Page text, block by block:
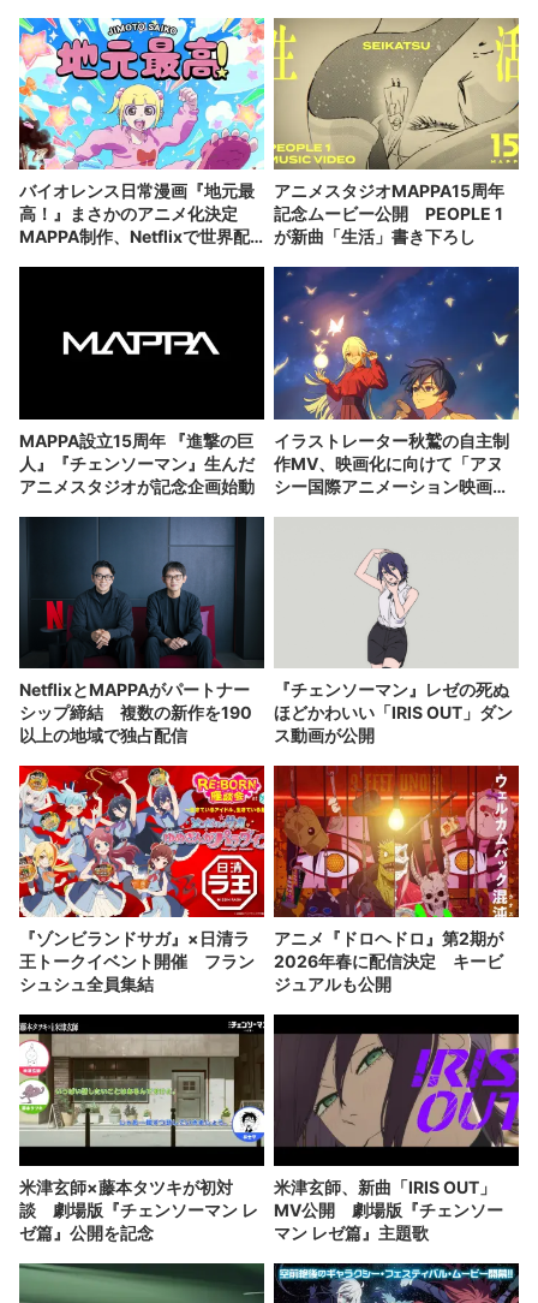
バイオレンス日常漫画『地元最
高！』まさかのアニメ化決定
MAPPA制作、Netflixで世界配
アニメスタジオMAPPA15周年
記念ムービー公開 PEOPLE 1
が新曲「生活」書き下ろし
MAPPA設立15周年 『進撃の巨
人』『チェンソーマン』生んだ
アニメスタジオが記念企画始動
イラストレーター秋鷲の自主制
作MV、映画化に向けて「アヌ
シー国際アニメーション映画
NetflixとMAPPAがパートナー
シップ締結 複数の新作を190
以上の地域で独占配信
『チェンソーマン』レゼの死ぬ
ほどかわいい「IRIS OUT」ダン
ス動画が公開
『ゾンビランドサガ』×日清ラ
王トークイベント開催 フラン
シュシュ全員集結
アニメ『ドロヘドロ』第2期が
2026年春に配信決定 キービ
ジュアルも公開
米津玄師×藤本タツキが初対
談 劇場版『チェンソーマン レ
ゼ篇』公開を記念
米津玄師、新曲「IRIS OUT」
MV公開 劇場版『チェンソー
マン レゼ篇』主題歌